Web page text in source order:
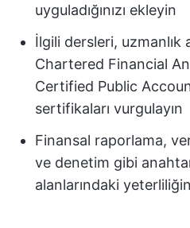
uyguladığınızı ekleyin
İlgili dersleri, uzmanlık
Chartered Financial
Certified Public
sertifikaları vurgulayın
Finansal raporlama,
ve denetim gibi
alanlarındaki